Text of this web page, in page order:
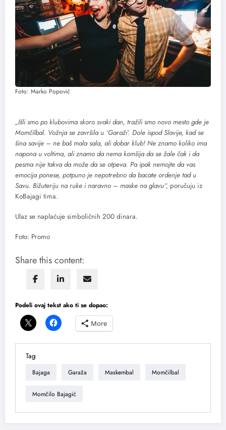
Foto: Marko Popović
„Išli smo po klubovima skoro svaki dan, tražili smo novo mesto gde je
Momčilbal. Vožnja se završila u ‘Garaži’. Dole ispod Slavije, kad se
šina savije – ne baš mala sala, ali dobar klub! Ne znamo koliko ima
napona u voltima, ali znamo da nema komšija da se žale čak i da
pesma nije takva da može da se otpeva. Pa ipak nemojte da vas
emocija ponese, potpuno je nepotrebno da bacate ordenje tad u
Savu. Bižuteriju na ruke i naravno – maske na glavu“, poručuju iz
KoBajagi tima.
Ulaz se naplaćuje simboličnih 200 dinara.
Foto: Promo
Share this content:
Podeli ovaj tekst ako ti se dopao:
More
Tag
Bajaga Garaža Maskembal Momčilbal
Momčilo Bajagić